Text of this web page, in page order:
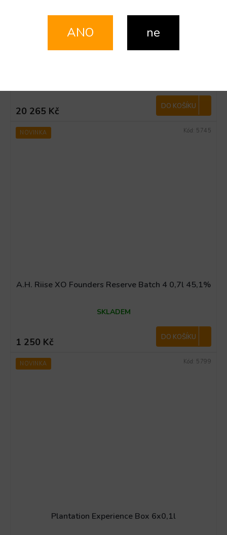
PYGMY 25/K LIMITED EDITION NEW Green Line
20 265 Kč DO KOŠÍKU
NOVINKA
A.H. Riise XO Founders Reserve Batch 4 0,7l 45,1%
SKLADEM
1 250 Kč DO KOŠÍKU
Kód: 5745
NOVINKA
Plantation Experience Box 6x0,1l
Kód: 5799
ANO ne